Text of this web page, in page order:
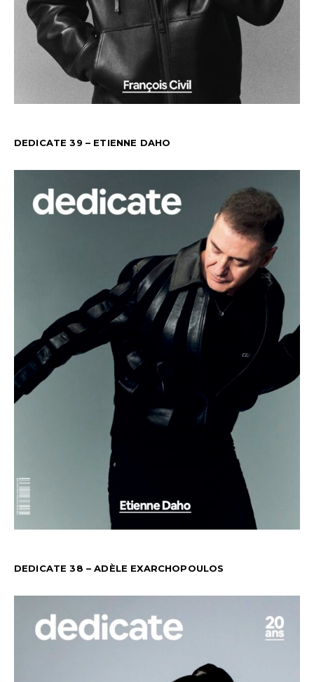
DEDICATE 39 – ETIENNE DAHO
DEDICATE 38 – ADÈLE EXARCHOPOULOS